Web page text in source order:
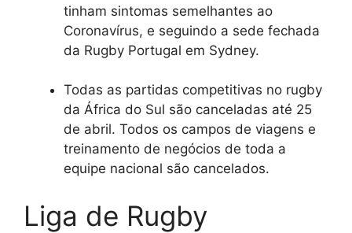
tinham sintomas semelhantes ao
Coronavírus, e seguindo a sede fechada
da Rugby Portugal em Sydney.
Todas as partidas competitivas no rugby
da África do Sul são canceladas até 25
de abril. Todos os campos de viagens e
treinamento de negócios de toda a
equipe nacional são cancelados.
Liga de Rugby